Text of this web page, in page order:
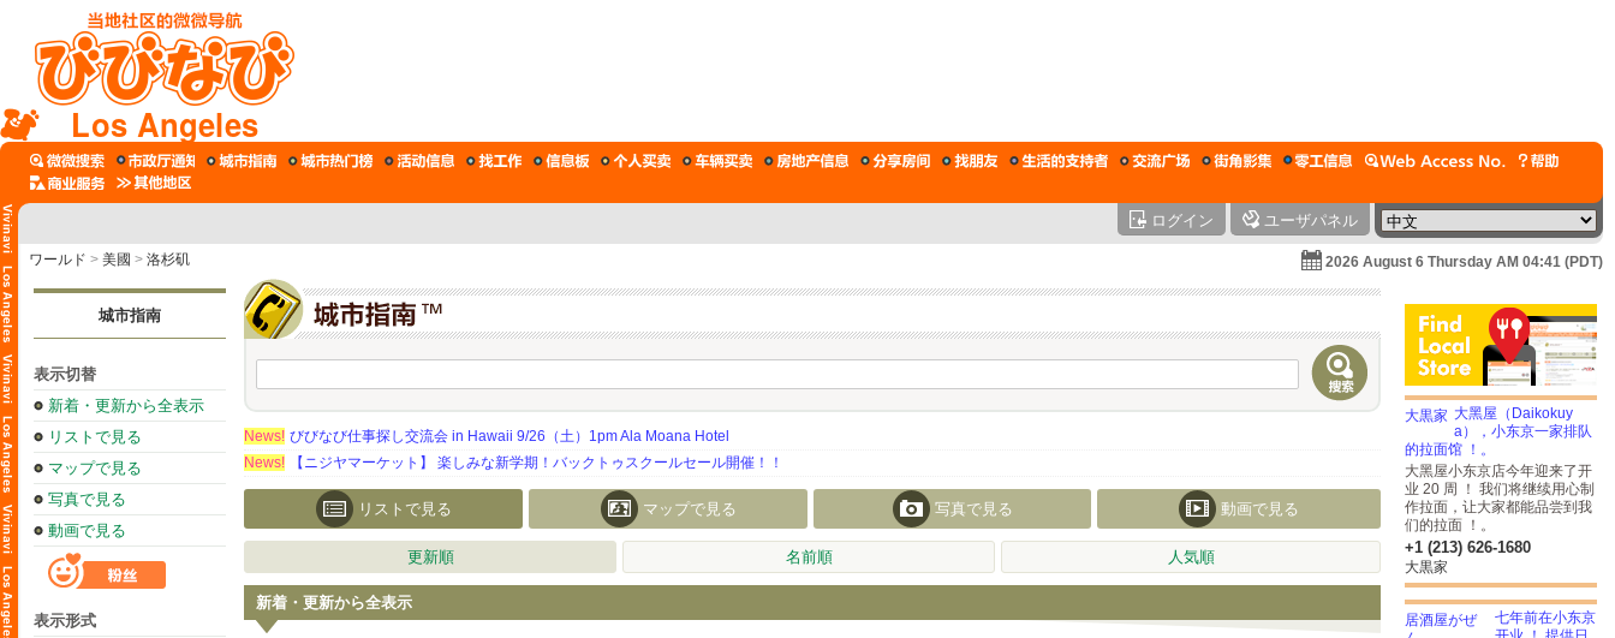
Los Angeles
ログイン ユーザパネル
ワールド > 美國 > 洛杉矶 2026 August 6 Thursday AM 04:41 (PDT)
城市指南
表示切替
新着・更新から全表示
リストで見る
マップで見る
写真で見る
動画で見る
表示形式
News! びびなび仕事探し交流会 in Hawaii 9/26（土）1pm Ala Moana Hotel
News!
【ニジヤマーケット】 楽しみな新学期！バックトゥスクールセール開催！！
リストで見る マップで見る 写真で見る 動画で見る
更新順 名前順 人気順
新着・更新から全表示
大黑屋（Daikokuy
a），小东京一家排队
的拉面馆 ！。
大黑屋小东京店今年迎来了开
业 20 周 ！ 我们将继续用心制
作拉面，让大家都能品尝到我
们的拉面 ！。
+1 (213) 626-1680
大黒家
七年前在小东京